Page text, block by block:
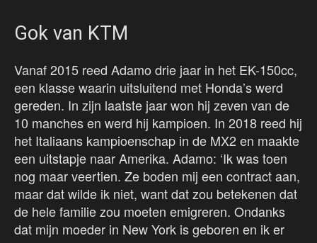
Gok van KTM
Vanaf 2015 reed Adamo drie jaar in het EK-150cc,
een klasse waarin uitsluitend met Honda’s werd
gereden. In zijn laatste jaar won hij zeven van de
10 manches en werd hij kampioen. In 2018 reed hij
het Italiaans kampioenschap in de MX2 en maakte
een uitstapje naar Amerika. Adamo: ‘Ik was toen
nog maar veertien. Ze boden mij een contract aan,
maar dat wilde ik niet, want dat zou betekenen dat
de hele familie zou moeten emigreren. Ondanks
dat mijn moeder in New York is geboren en ik er